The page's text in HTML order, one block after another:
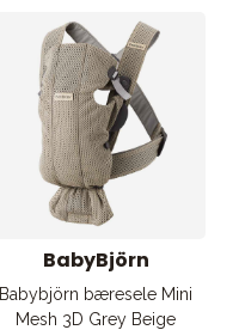
BabyBjörn
Babybjörn bæresele Mini
Mesh 3D Grey Beige